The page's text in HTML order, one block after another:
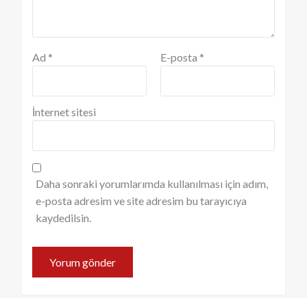
Ad * E-posta *
İnternet sitesi
Daha sonraki yorumlarımda kullanılması için adım,
e-posta adresim ve site adresim bu tarayıcıya
kaydedilsin.